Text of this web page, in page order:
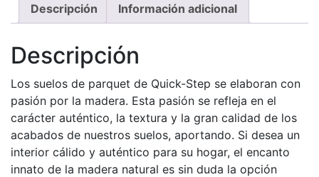
Descripción Información adicional
Descripción
Los suelos de parquet de Quick-Step se elaboran con
pasión por la madera. Esta pasión se refleja en el
carácter auténtico, la textura y la gran calidad de los
acabados de nuestros suelos, aportando. Si desea un
interior cálido y auténtico para su hogar, el encanto
innato de la madera natural es sin duda la opción